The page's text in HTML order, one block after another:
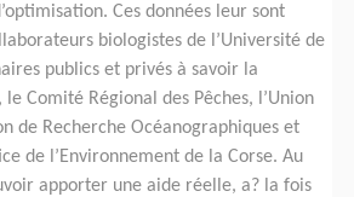
Ces données leur sont
biologistes de l’Université de
publics et privés à savoir la
Comité Régional des Pêches, l’Union
de Recherche Océanographiques et
de l’Environnement de la Corse. Au
apporter une aide réelle, a? la fois